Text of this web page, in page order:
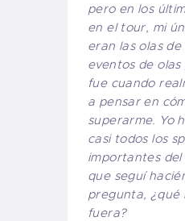
pero en los
en el tour, mi
eran las olas
eventos de
fue cuando
a pensar en
superarme. Yo
casi todos los
importantes del
que seguí
pregunta, ¿qué
fuera?